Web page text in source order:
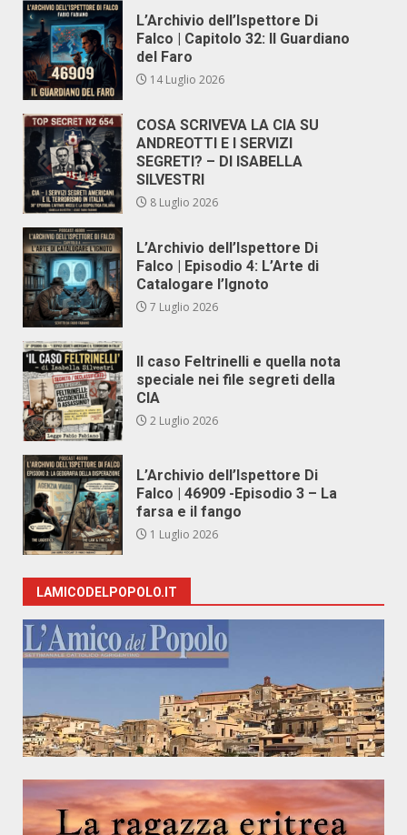
L’Archivio dell’Ispettore Di
Falco | Capitolo 32: Il Guardiano
del Faro
14 Luglio 2026
COSA SCRIVEVA LA CIA SU
ANDREOTTI E I SERVIZI
SEGRETI? – DI ISABELLA
SILVESTRI
8 Luglio 2026
L’Archivio dell’Ispettore Di
Falco | Episodio 4: L’Arte di
Catalogare l’Ignoto
7 Luglio 2026
Il caso Feltrinelli e quella nota
speciale nei file segreti della
CIA
2 Luglio 2026
L’Archivio dell’Ispettore Di
Falco | 46909 -Episodio 3 – La
farsa e il fango
1 Luglio 2026
LAMICODELPOPOLO.IT